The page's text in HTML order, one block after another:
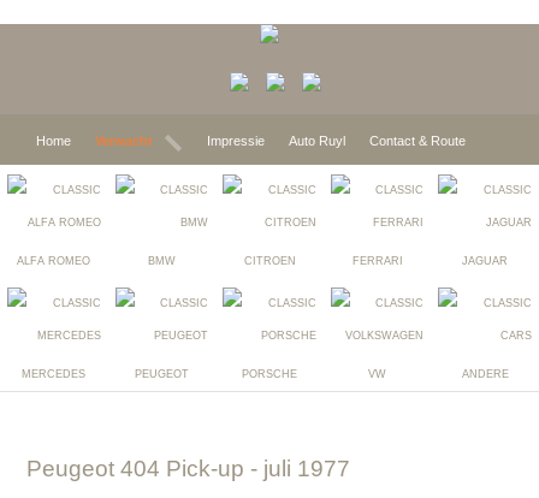
Home Verwacht Impressie Auto Ruyl Contact & Route
ALFA ROMEO BMW CITROEN FERRARI JAGUAR
MERCEDES PEUGEOT PORSCHE VW ANDERE
Peugeot 404 Pick-up - juli 1977